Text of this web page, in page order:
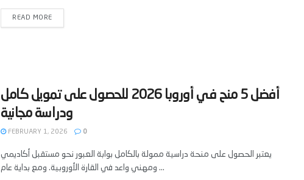
READ MORE
‫أفضل 5 منح في أوروبا 2026 للحصول على تمويل كامل
FEBRUARY 1, 2026 0
يعتبر الحصول على منحة دراسية ممولة بالكامل بوابة العبور نحو مستقبل أكاديمي
ومهني واعد في القارة الأوروبية. ومع بداية عام ...